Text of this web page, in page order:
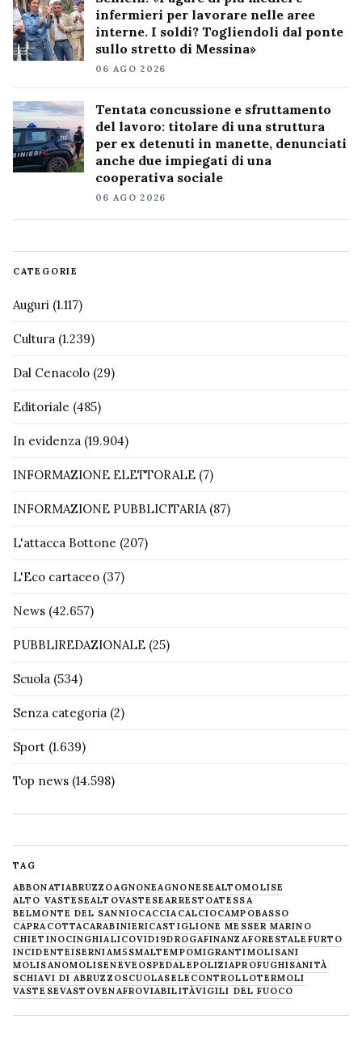
infermieri per lavorare nelle aree
interne. I soldi? Togliendoli dal ponte
sullo stretto di Messina»
06 AGO 2026
Tentata concussione e sfruttamento
del lavoro: titolare di una struttura
per ex detenuti in manette, denunciati
anche due impiegati di una
cooperativa sociale
06 AGO 2026
CATEGORIE
Auguri (1.117)
Cultura (1.239)
Dal Cenacolo (29)
Editoriale (485)
In evidenza (19.904)
INFORMAZIONE ELETTORALE (7)
INFORMAZIONE PUBBLICITARIA(87)
L'attacca Bottone (207)
L'Eco cartaceo (37)
News (42.657)
PUBBLIREDAZIONALE (25)
Scuola (534)
Senza categoria (2)
Sport (1.639)
Top news (14.598)
TAG
ABBONATIABRUZZOAGNONEAGNONESEALTOMOLISE
ALTO VASTESEALTOVASTESEARRESTOATESSA
BELMONTE DEL SANNIOCACCIACALCIOCAMPOBASSO
CAPRACOTTACARABINIERICASTIGLIONE MESSER MARINO
CHIETINOCINGHIALICOVID19DROGAFINANZAFORESTALE FURTO
INCIDENTEISERNIAM5SMALTEMPOMIGRANTIMOLISANI
MOLISANOMOLISENEVE OSPEDALEPOLIZIAPROFUGHISANITÀ
SCHIAVI DI ABRUZZOSCUOLASELECONTROLLOTERMOLI
VASTESEVASTOVENAFROVIABILITÀVIGILI DEL FUOCO